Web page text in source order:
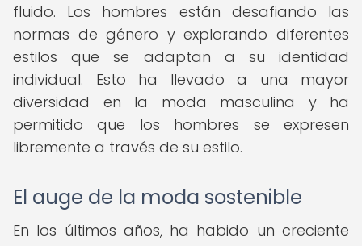
fluido. Los hombres están desafiando las
normas de género y explorando diferentes
estilos que se adaptan a su identidad
individual. Esto ha llevado a una mayor
diversidad en la moda masculina y ha
permitido que los hombres se expresen
libremente a través de su estilo.
El auge de la moda sostenible
En los últimos años, ha habido un creciente